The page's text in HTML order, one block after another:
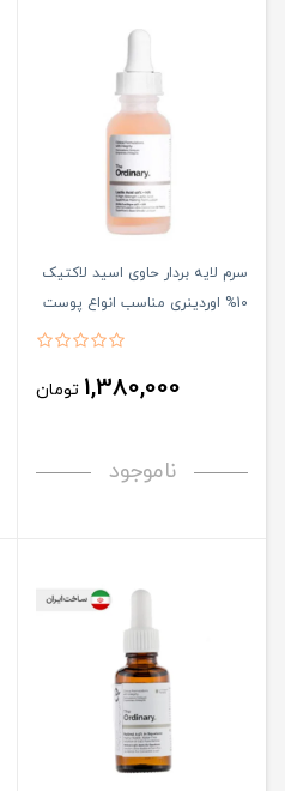
سرم لایه بردار حاوی اسید لاکتیک
10% اوردینری مناسب انواع پوست
1,380,000 تومان
ناموجود